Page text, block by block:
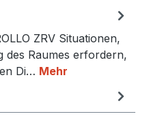
ZRV Situationen,
des Raumes erfordern,
Di… Mehr